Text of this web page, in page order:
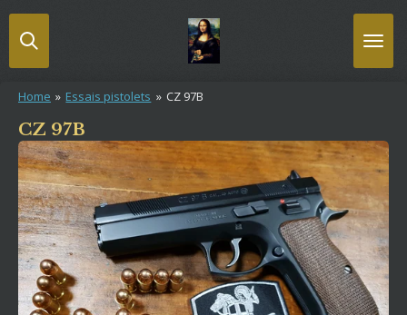
Passer
au
Home » Essais pistolets » CZ 97B
CZ 97B